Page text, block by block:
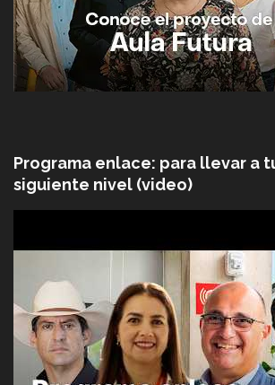
Programa enlace: para llevar a
siguiente nivel (video)